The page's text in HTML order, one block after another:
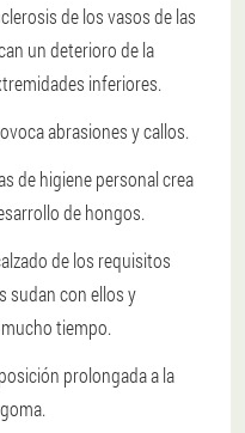
de los vasos de las
un deterioro de la
inferiores.
abrasiones y callos.
de higiene personal crea
de hongos.
de los requisitos
sudan con ellos y
tiempo.
prolongada a la